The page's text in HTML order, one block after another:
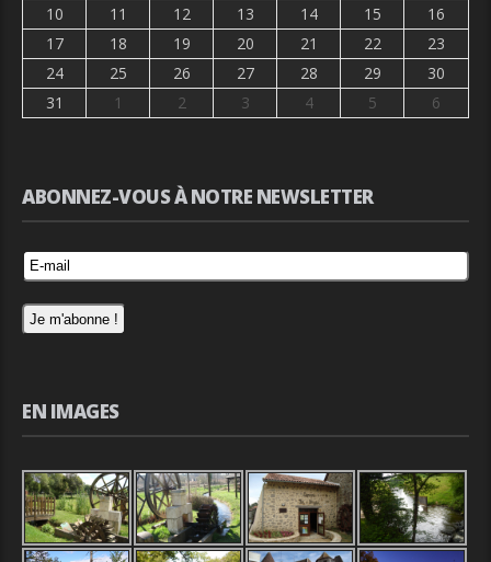
10
11 12 13 14 15
16
17
18 19 20 21 22
23
24
25 26 27 28 29
30
31
1 2 3 4 5 6
ABONNEZ-VOUS À NOTRE NEWSLETTER
EN IMAGES